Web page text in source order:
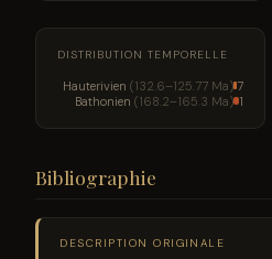
DISTRIBUTION TEMPORELLE
Hauterivien (132.6–125.77 Ma) 7
Bathonien (168.2–165.3 Ma) 1
Bibliographie
DESCRIPTION ORIGINALE